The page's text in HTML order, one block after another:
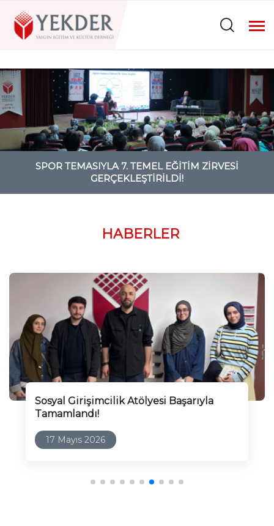
SPOR TEMASIYLA 7. TEMEL EĞITIM ZIRVESI
GERÇEKLEŞTIRILDI!
HABERLER
Sosyal Girişimcilik Atölyesi Başarıyla
Tamamlandı!
17 Mayıs 2026